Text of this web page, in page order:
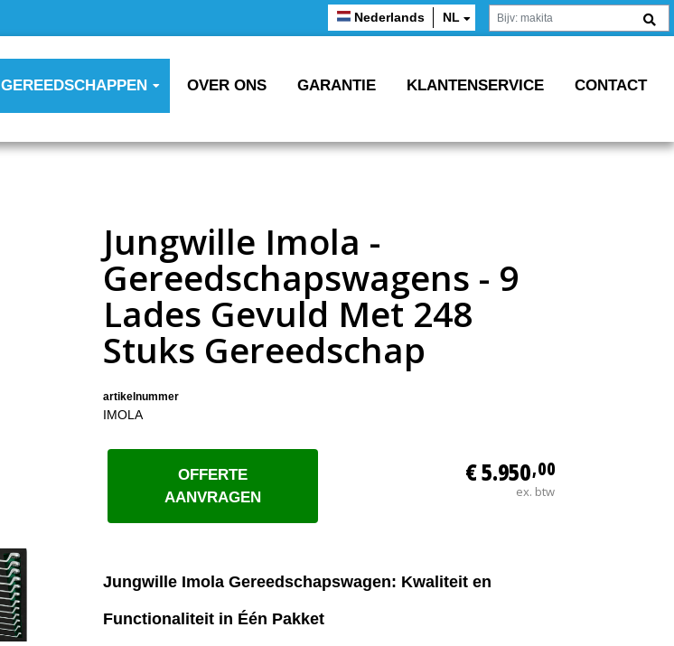
Nederlands NL
GEREEDSCHAPPEN OVER ONS GARANTIE KLANTENSERVICE CONTACT
Jungwille Imola -
Gereedschapswagens - 9
Lades Gevuld Met 248
Stuks Gereedschap
artikelnummer
IMOLA
€ 5.950,00
ex. btw
OFFERTE
AANVRAGEN
Jungwille Imola Gereedschapswagen: Kwaliteit en
Functionaliteit in Één Pakket